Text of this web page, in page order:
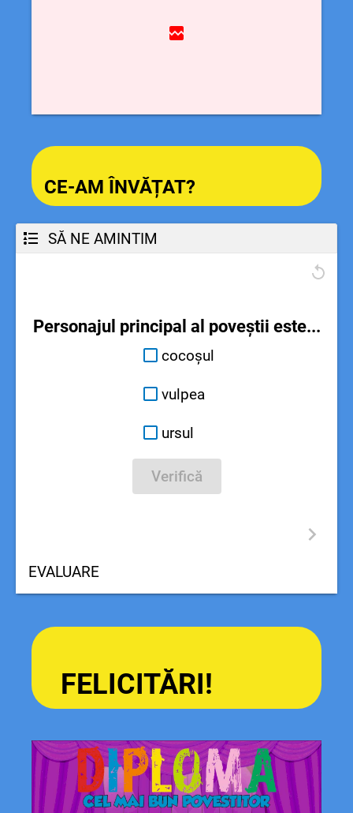
CE-AM ÎNVĂȚAT?
SĂ NE AMINTIM
Personajul principal al poveștii este...
cocoșul
vulpea
ursul
Verifică
EVALUARE
FELICITĂRI!